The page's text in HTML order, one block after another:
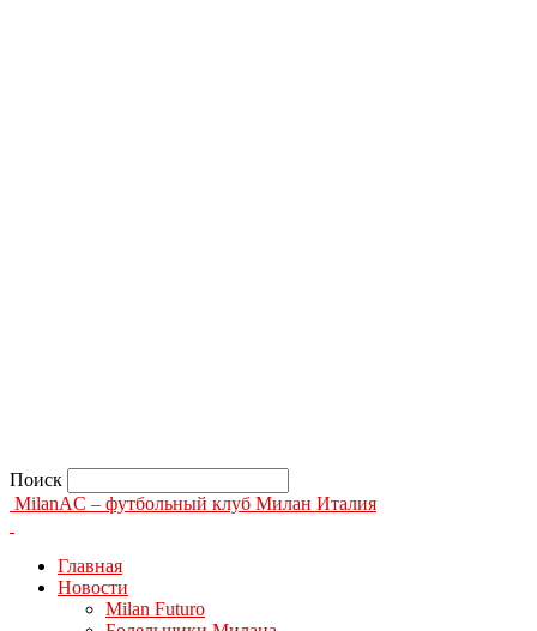
Поиск
MilanAC – футбольный клуб Милан Италия
Главная
Новости
Milan Futuro